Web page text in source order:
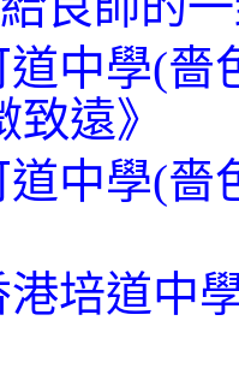
中學(
遠》
中學(
培道中